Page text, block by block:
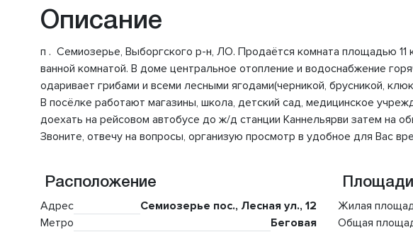
Описание
п . Семиозерье, Выборгского р-н, ЛО. Продаётся комната площадью
ванной комнатой. В доме центральное отопление и водоснабжение
одаривает грибами и всеми лесными ягодами(черникой, брусникой,
В посёлке работают магазины, школа, детский сад, медицинское
доехать на рейсовом автобусе до ж/д станции Каннельярви затем на
Звоните, отвечу на вопросы, организую просмотр в удобное для Вас
Расположение
Адрес
Семиозерье пос., Лесная ул., 12
Метро
Беговая
Жилая
Общая